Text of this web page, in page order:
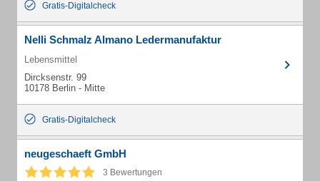
Gratis-Digitalcheck
Nelli Schmalz Almano Ledermanufaktur
Lebensmittel
Dircksenstr. 99
10178 Berlin - Mitte
Gratis-Digitalcheck
neugeschaeft GmbH
3 Bewertungen